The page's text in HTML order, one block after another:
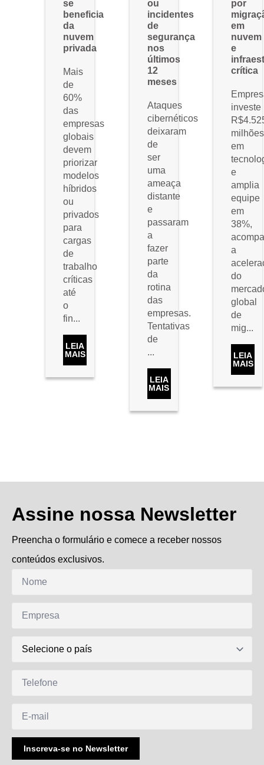
se
beneficia
da
nuvem
privada
Mais
de
60%
das
empresas
globais
devem
priorizar
modelos
híbridos
ou
privados
para
cargas
de
trabalho
críticas
até
o
fin...
LEIA
MAIS
ou
incidentes
de
segurança
nos
últimos
12
meses
Ataques
cibernéticos
deixaram
de
ser
uma
ameaça
distante
e
passaram
a
fazer
parte
da
rotina
das
empresas.
Tentativas
de
...
LEIA
MAIS
por
em
nuvem
e
crítica
investe
milhões
em
e
amplia
equipe
em
38%,
a
do
global
de
mig...
LEIA
MAIS
mail
Inscreva-se no Newsletter
Assine nossa Newsletter
Preencha o formulário e comece a receber nossos
conteúdos exclusivos.